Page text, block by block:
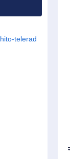
hito-telerad